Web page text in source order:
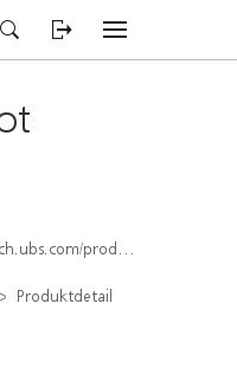
detail/index/isin/CH1582450818
Produktdetail